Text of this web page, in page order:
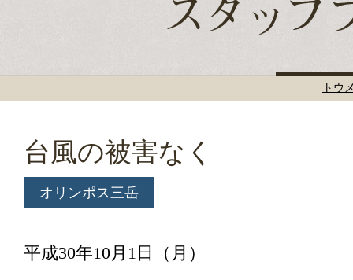
トウ
台風の被害なく
オリンポス三岳
平成30年10月1日（月）